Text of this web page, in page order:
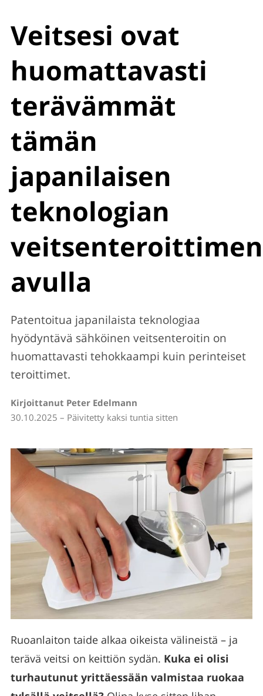
Veitsesi ovat
huomattavasti
terävämmät
tämän
japanilaisen
teknologian
veitsenteroittimen
avulla
Patentoitua japanilaista teknologiaa
hyödyntävä sähköinen veitsenteroitin on
huomattavasti tehokkaampi kuin perinteiset
teroittimet.
Kirjoittanut Peter Edelmann
30.10.2025 – Päivitetty kaksi tuntia sitten
Ruoanlaiton taide alkaa oikeista välineistä – ja
terävä veitsi on keittiön sydän. Kuka ei olisi
turhautunut yrittäessään valmistaa ruokaa